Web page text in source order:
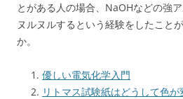
とがある人の場合、NaOHなどの強
ヌルヌルするという経験をしたこと
か。
優しい電気化学入門
リトマス試験紙はどうして色